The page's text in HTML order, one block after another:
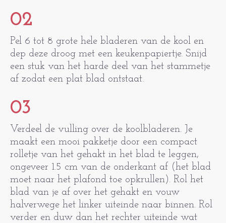
02
Pel 6 tot 8 grote hele bladeren van de kool en
dep deze droog met een keukenpapiertje. Snijd
een stuk van het harde deel van het stammetje
af zodat een plat blad ontstaat.
03
Verdeel de vulling over de koolbladeren. Je
maakt een mooi pakketje door een compact
rolletje van het gehakt in het blad te leggen,
ongeveer 1.5 cm van de onderkant af (het blad
moet naar het plafond toe opkrullen). Rol het
blad van je af over het gehakt en vouw
halverwege het linker uiteinde naar binnen. Rol
verder en duw dan het rechter uiteinde wat